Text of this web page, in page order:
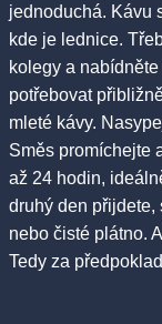
jednoduchá. Kávu
kde je lednice.
kolegy a
potřebovat
mleté kávy.
Směs promíchejte
až 24 hodin,
druhý den přijdete,
nebo čisté plátno.
Tedy za